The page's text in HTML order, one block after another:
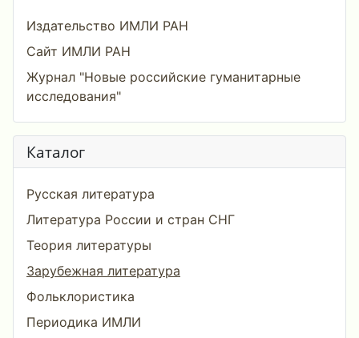
Издательство ИМЛИ РАН
Сайт ИМЛИ РАН
Журнал "Новые российские гуманитарные
исследования"
Каталог
Русская литература
Литература России и стран СНГ
Теория литературы
Зарубежная литература
Фольклористика
Периодика ИМЛИ